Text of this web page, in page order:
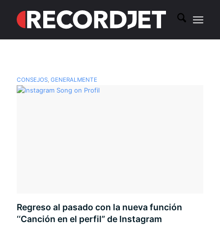
CONSEJOS, GENERALMENTE
Regreso al pasado con la nueva función
‘‘Canción en el perfil” de Instagram